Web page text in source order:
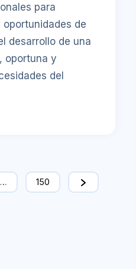
para
de
desarrollo de una
oportuna y
del
… 150